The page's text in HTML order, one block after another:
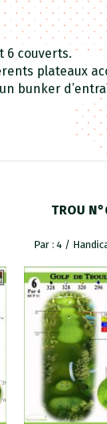
6 couverts.
plateaux
bunker
TROU
Par : 4 /